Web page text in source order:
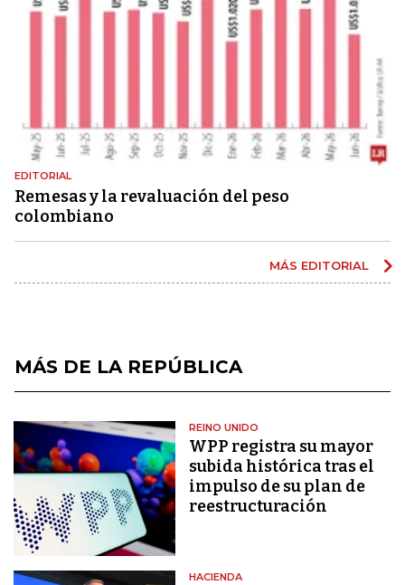
EDITORIAL
Remesas y la revaluación del peso
colombiano
MÁS EDITORIAL
MÁS DE LA REPÚBLICA
REINO UNIDO
WPP registra su mayor
subida histórica tras el
impulso de su plan de
reestructuración
HACIENDA